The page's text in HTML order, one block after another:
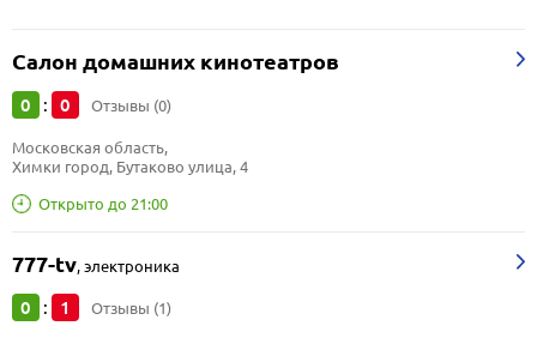
Салон домашних кинотеатров
0 : 0 Отзывы (0)
Открыто до 21:00
Московская область,
Химки город, Бутаково улица, 4
777-tv,электроника
0 : 1 Отзывы (1)